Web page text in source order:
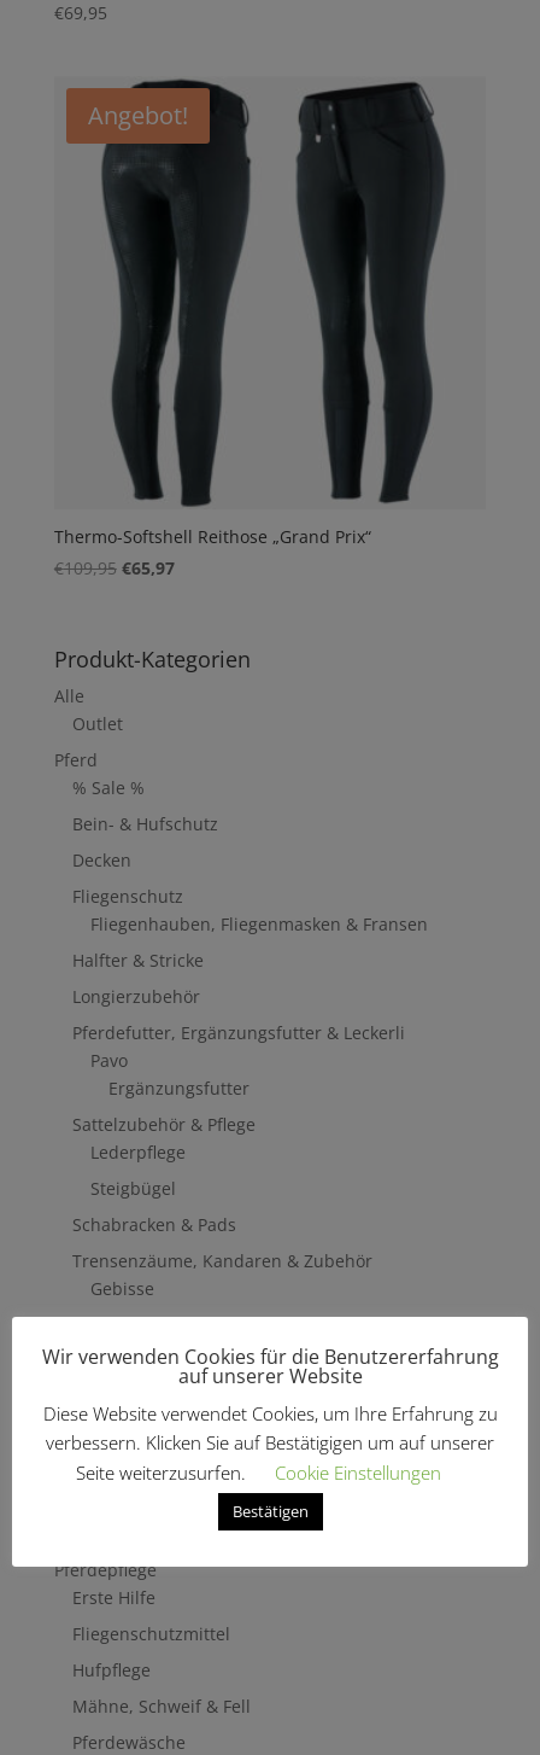
€69,95
Angebot!
Thermo-Softshell Reithose „Grand Prix“
€109,95 Ursprünglicher
€109,95
€65,97Aktueller
€65,97.
Produkt-Kategorien
Alle
Outlet
Pferd
% Sale %
Bein- & Hufschutz
Decken
Fliegenschutz
Fliegenhauben, Fliegenmasken & Fransen
Halfter & Stricke
Longierzubehör
Pferdefutter, Ergänzungsfutter & Leckerli
Pavo
Ergänzungsfutter
Sattelzubehör & Pflege
Lederpflege
Steigbügel
Schabracken & Pads
Trensenzäume, Kandaren & Zubehör
Gebisse
Hilfszügel
Trensenzäume
Zaumbaukasten
Stirnriemen
Pferdepflege
Erste Hilfe
Fliegenschutzmittel
Hufpflege
Mähne, Schweif & Fell
Pferdewäsche
Wir verwenden Cookies für die Benutzererfahrung
auf unserer Website
Diese Website verwendet Cookies, um Ihre Erfahrung zu
verbessern. Klicken Sie auf Bestätigigen um auf unserer
Seite weiterzusurfen.
Cookie Einstellungen
Bestätigen